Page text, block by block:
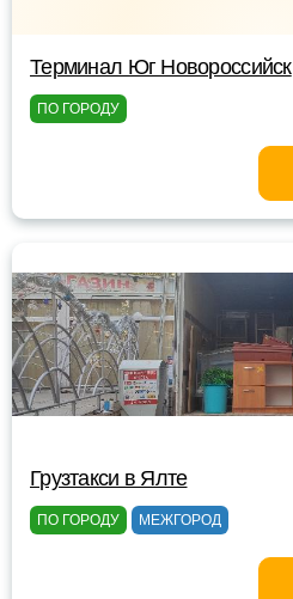
Терминал Юг Новороссийск
ПО ГОРОДУ
Грузтакси в Ялте
ПО ГОРОДУ МЕЖГОРОД